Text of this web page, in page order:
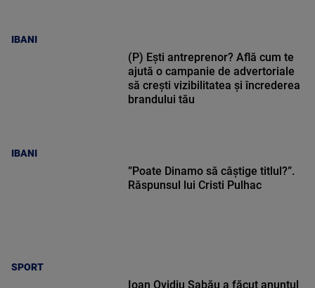
IBANI
IBANI
(P) Ești antreprenor? Află cum te
ajută o campanie de advertoriale
să crești vizibilitatea și încrederea
brandului tău
SPORT
”Poate Dinamo să câștige titlul?”.
Răspunsul lui Cristi Pulhac
Ioan Ovidiu Sabău a făcut anunțul